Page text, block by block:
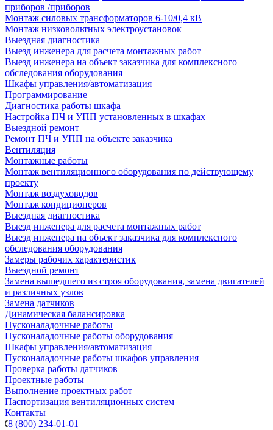
приборов /приборов
Монтаж силовых трансформаторов 6-10/0,4 кВ
Монтаж низковольтных электроустановок
Выездная диагностика
Выезд инженера для расчета монтажных работ
Выезд инженера на объект заказчика для комплексного
обследования оборудования
Шкафы управления/автоматизация
Программирование
Диагностика работы шкафа
Настройка ПЧ и УПП установленных в шкафах
Выездной ремонт
Ремонт ПЧ и УПП на объекте заказчика
Вентиляция
Монтажные работы
Монтаж вентиляционного оборудования по действующему
проекту
Монтаж воздуховодов
Монтаж кондиционеров
Выездная диагностика
Выезд инженера для расчета монтажных работ
Выезд инженера на объект заказчика для комплексного
обследования оборудования
Замеры рабочих характеристик
Выездной ремонт
Замена вышедшего из строя оборудования, замена двигателей
и различных узлов
Замена датчиков
Динамическая балансировка
Пусконаладочные работы
Пусконаладочные работы оборудования
Шкафы управления/автоматизация
Пусконаладочные работы шкафов управления
Проверка работы датчиков
Проектные работы
Выполнение проектных работ
Паспортизация вентиляционных систем
Контакты
8 (800) 234-01-01